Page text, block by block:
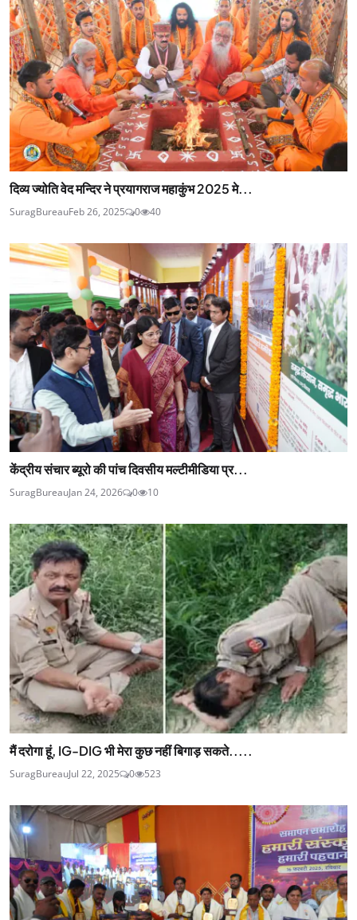
दिव्य ज्योति वेद मन्दिर ने प्रयागराज महाकुंभ 2025 मे...
SuragBureauFeb 26, 2025 0 40
केंद्रीय संचार ब्यूरो की पांच दिवसीय मल्टीमीडिया प्र...
SuragBureauJan 24, 2026 0 10
मैं दरोगा हूं, IG-DIG भी मेरा कुछ नहीं बिगाड़ सकते.....
SuragBureauJul 22, 2025 0 523